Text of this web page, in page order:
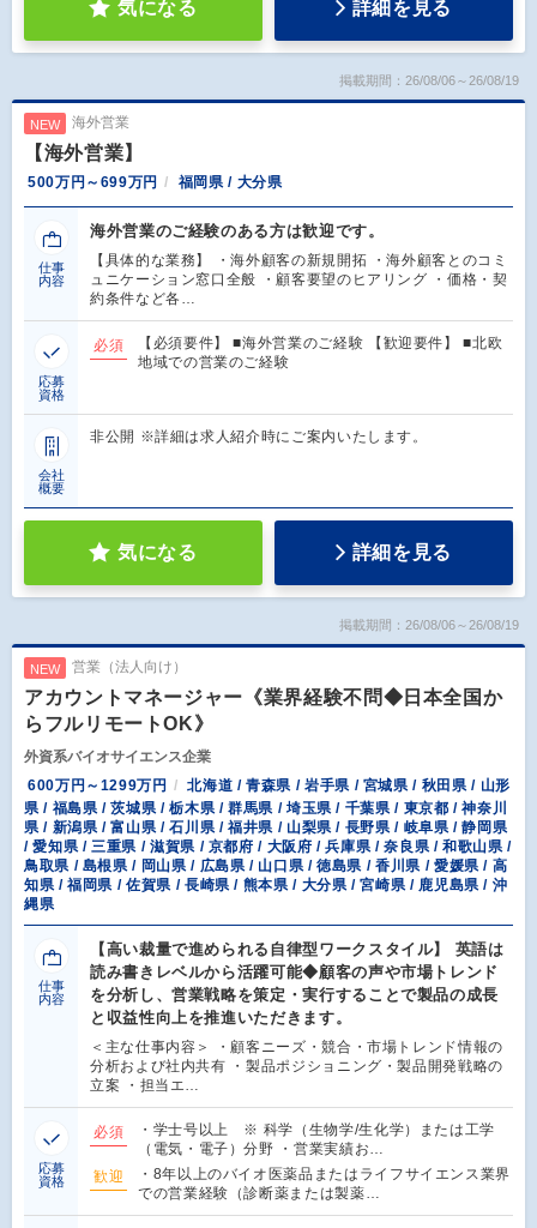
気になる 詳細を見る
掲載期間：26/08/06～26/08/19
NEW 海外営業
【海外営業】
500万円～699万円 福岡県 / 大分県
仕事
内容
海外営業のご経験のある方は歓迎です。
【具体的な業務】 ・海外顧客の新規開拓 ・海外顧客とのコミ
ュニケーション窓口全般 ・顧客要望のヒアリング ・価格・契
約条件など各…
応募
資格
必須
【必須要件】 ■海外営業のご経験 【歓迎要件】 ■北欧
地域での営業のご経験
会社
概要
非公開 ※詳細は求人紹介時にご案内いたします。
気になる 詳細を見る
掲載期間：26/08/06～26/08/19
NEW 営業（法人向け）
アカウントマネージャー《業界経験不問◆日本全国か
らフルリモートOK》
外資系バイオサイエンス企業
600万円～1299万円
北海道 / 青森県 / 岩手県 / 宮城県 / 秋田県 / 山形
県 / 福島県 / 茨城県 / 栃木県 / 群馬県 / 埼玉県 / 千葉県 / 東京都 / 神奈川
県 / 新潟県 / 富山県 / 石川県 / 福井県 / 山梨県 / 長野県 / 岐阜県 / 静岡県
/ 愛知県 / 三重県 / 滋賀県 / 京都府 / 大阪府 / 兵庫県 / 奈良県 / 和歌山県 /
鳥取県 / 島根県 / 岡山県 / 広島県 / 山口県 / 徳島県 / 香川県 / 愛媛県 / 高
知県 / 福岡県 / 佐賀県 / 長崎県 / 熊本県 / 大分県 / 宮崎県 / 鹿児島県 / 沖
縄県
仕事
内容
【高い裁量で進められる自律型ワークスタイル】 英語は
読み書きレベルから活躍可能◆顧客の声や市場トレンド
を分析し、営業戦略を策定・実行することで製品の成長
と収益性向上を推進いただきます。
＜主な仕事内容＞ ・顧客ニーズ・競合・市場トレンド情報の
分析および社内共有 ・製品ポジショニング・製品開発戦略の
立案 ・担当エ…
応募
資格
必須
・学士号以上 ※ 科学（生物学/生化学）または工学
（電気・電子）分野 ・営業実績お…
歓迎
・8年以上のバイオ医薬品またはライフサイエンス業界
での営業経験（診断薬または製薬…